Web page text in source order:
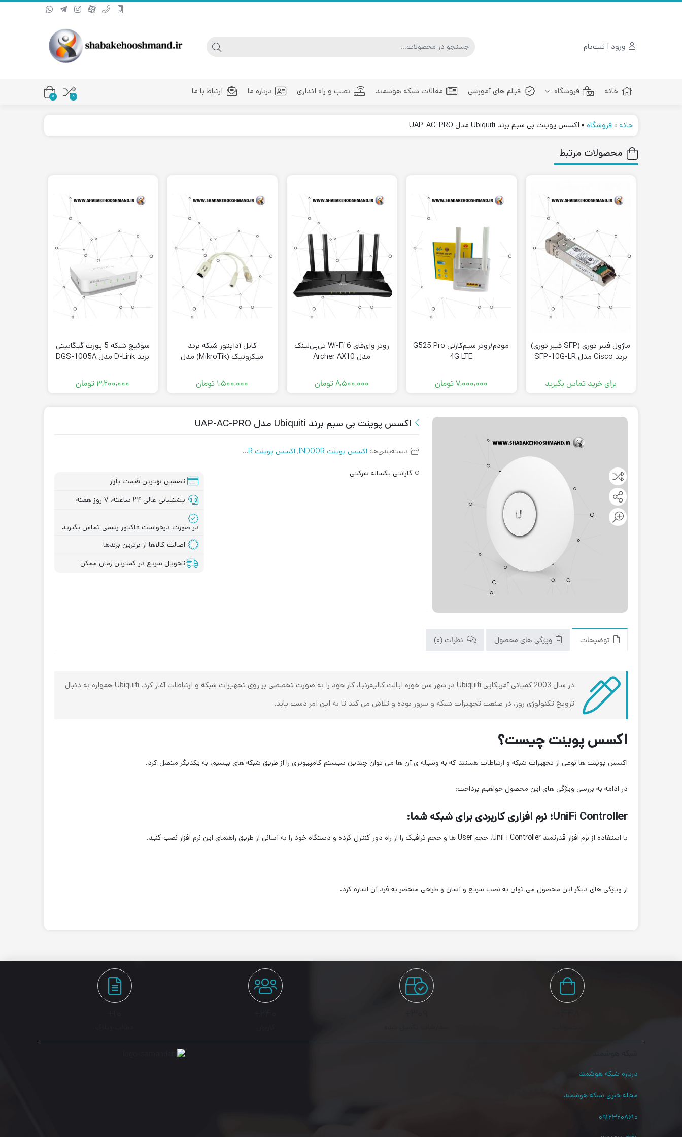
ورود | ثبت‌نام
خانه فروشگاه
پچ کورد فیبرنوری ماژول فیبر نوری
فیلم های آموزشی مقالات شبکه هوشمند نصب و راه اندازی درباره ما ارتباط با ما
۰ 0
خانه »فروشگاه » اکسس پوینت بی سیم برند Ubiquiti مدل UAP-AC-PRO
محصولات مرتبط
ماژول فیبر نوری (SFP فیبر نوری)
برند Cisco مدل SFP-10G-LR
برای خرید تماس بگیرید
مودم/روتر سیم‌کارتی G525 Pro
4G LTE
۷,۰۰۰,۰۰۰تومان
روتر وای‌فای Wi-Fi 6 تی‌پی‌لینک
مدل Archer AX10
۸,۵۰۰,۰۰۰تومان
کابل آداپتور شبکه برند
میکروتیک (MikroTik) مدل
۱,۵۰۰,۰۰۰ تومان
سوئیچ شبکه 5 پورت گیگابیتی
برند D-Link مدل DGS-1005A
۳,۲۰۰,۰۰۰ تومان
اکسس پوینت بی سیم برند Ubiquiti مدل UAP-AC-PRO
دسته‌بندی‌ها: اکسس پوینت INDOOR , اکسس پوینت OUTDOOR
گارانتی یکساله شرکتی
تضمین بهترین قیمت بازار
پشتیبانی عالی ۲۴ ساعته، ۷ روز هفته
در صورت درخواست فاکتور رسمی تماس بگیرید
اصالت کالاها از برترین برندها
تحویل سریع در کمترین زمان ممکن
توضیحات ویژگی های محصول نظرات (۰)
در سال 2003 کمپانی آمریکایی Ubiquiti در شهر سن خوزه ایالت کالیفرنیا، کار خود را به صورت تخصصی بر روی تجهیزات شبکه و ارتباطات آغاز کرد. Ubiquiti همواره به دنبال
ترویج تکنولوژی روز، در صنعت تجهیزات شبکه و سرور بوده و تلاش می کند تا به این امر دست یابد.
اکسس پوینت چیست؟
اکسس پوینت ها نوعی از تجهیزات شبکه و ارتباطات هستند که به وسیله ی آن ها می توان چندین سیستم کامپیوتری را از طریق شبکه های بیسیم، به یکدیگر متصل کرد.
در ادامه به بررسی ویژگی های این محصول خواهیم پرداخت:
UniFi Controller؛ نرم افزاری کاربردی برای شبکه شما:
با استفاده از نرم افزار قدرتمند UniFi Controller، حجم User ها و حجم ترافیک را از راه دور کنترل کرده و دستگاه خود را به آسانی از طریق راهنمای این نرم افزار نصب کنید.
از ویژگی های دیگر این محصول می توان به نصب سریع و آسان و طراحی منحصر به فرد آن اشاره کرد.
درباره شبکه هوشمند
مجله خبری شبکه هوشمند
۰۹۱۲۳۲۰۸۶۱۰